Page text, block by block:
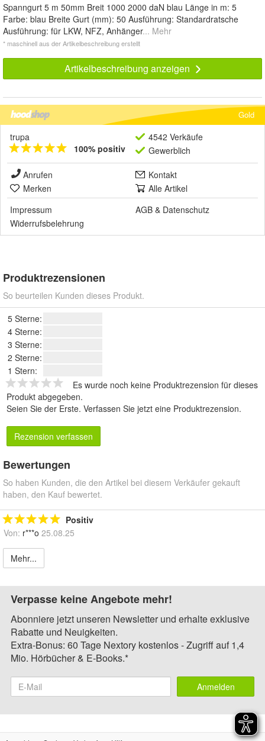
Spanngurt 5 m 50mm Breit 1000 2000 daN blau Länge in m: 5
Farbe: blau Breite Gurt (mm): 50 Ausführung: Standardratsche
Ausführung: für LKW, NFZ, Anhänger... Mehr
* maschinell aus der Artikelbeschreibung erstellt
Artikelbeschreibung anzeigen
Gold
trupa
100% positiv
4542 Verkäufe
Gewerblich
Anrufen
Kontakt
Merken
Alle Artikel
Impressum
AGB & Datenschutz
Widerrufsbelehrung
Produktrezensionen
So beurteilen Kunden dieses Produkt.
5 Sterne:
4 Sterne:
3 Sterne:
2 Sterne:
1 Stern:
Es wurde noch keine Produktrezension für dieses
Produkt abgegeben.
Seien Sie der Erste. Verfassen Sie jetzt eine Produktrezension.
Rezension verfassen
Bewertungen
So haben Kunden, die den Artikel bei diesem Verkäufer gekauft
haben, den Kauf bewertet.
Positiv
Von: r***o 25.08.25
Mehr...
Verpasse keine Angebote mehr!
Abonniere jetzt unseren Newsletter und erhalte exklusive
Rabatte und Neuigkeiten.
Extra-Bonus: 60 Tage Nextory kostenlos - Zugriff auf 1,4
Mio. Hörbücher & E-Books.*
Anmelden